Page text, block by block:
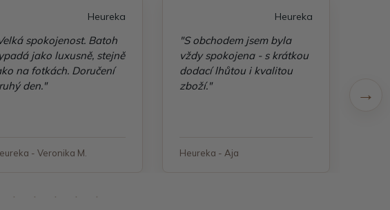
Heureka
spokojenost. Batoh
jako luxusně, stejně
na fotkách. Doručení
den."
- Veronika M.
Heureka
"S obchodem jsem byla
vždy spokojena - s krátkou
dodací lhůtou i kvalitou
zboží."
Heureka - Aja